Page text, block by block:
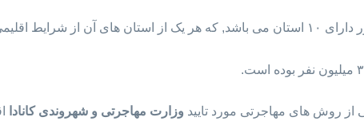
برخوردار هستند.
از روش های مهاجرتی مورد تایید وزارت مهاجرتی و شهروندی کانادا